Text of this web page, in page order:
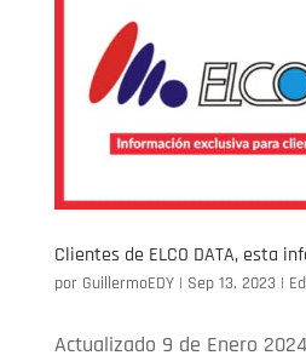
Clientes de ELCO DATA, esta
por GuillermoEDY| Sep 13, 2023 |
Actualizado 9 de Enero